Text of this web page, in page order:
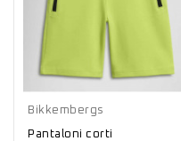
Bikkembergs
Pantaloni corti